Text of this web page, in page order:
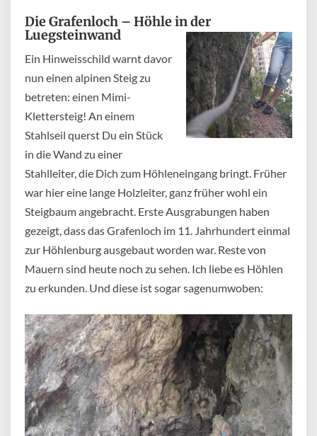
Die Grafenloch – Höhle in der
Luegsteinwand
Ein Hinweisschild warnt davor
nun einen alpinen Steig zu
betreten: einen Mimi-
Klettersteig! An einem
Stahlseil querst Du ein Stück
in die Wand zu einer
Stahlleiter, die Dich zum Höhleneingang bringt. Früher
war hier eine lange Holzleiter, ganz früher wohl ein
Steigbaum angebracht. Erste Ausgrabungen haben
gezeigt, dass das Grafenloch im 11. Jahrhundert einmal
zur Höhlenburg ausgebaut worden war. Reste von
Mauern sind heute noch zu sehen. Ich liebe es Höhlen
zu erkunden. Und diese ist sogar sagenumwoben: